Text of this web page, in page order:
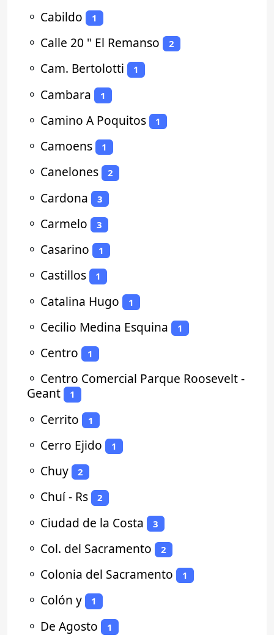
⚬ Cabildo 1
⚬ Calle 20 " El Remanso 2
⚬ Cam. Bertolotti 1
⚬ Cambara 1
⚬ Camino A Poquitos 1
⚬ Camoens 1
⚬ Canelones 2
⚬ Cardona 3
⚬ Carmelo 3
⚬ Casarino 1
⚬ Castillos 1
⚬ Catalina Hugo 1
⚬ Cecilio Medina Esquina 1
⚬ Centro 1
⚬ Centro Comercial Parque Roosevelt -
Geant
1
⚬ Cerrito 1
⚬ Cerro Ejido 1
⚬ Chuy 2
⚬ Chuí - Rs 2
⚬ Ciudad de la Costa 3
⚬ Col. del Sacramento 2
⚬ Colonia del Sacramento 1
⚬ Colón y 1
⚬ De Agosto 1